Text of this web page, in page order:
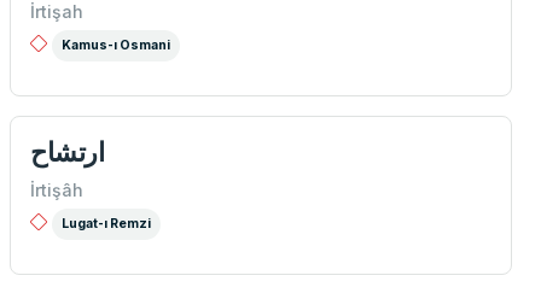
İrtişah
Kamus-ı Osmani
ارتشاح
İrtişâh
Lugat-ı Remzi